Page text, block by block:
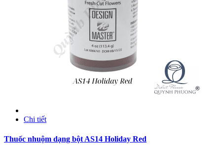
Chi tiết
Thuốc nhuộm dạng bột AS14 Holiday Red